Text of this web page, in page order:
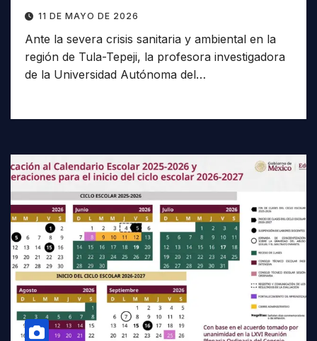
11 DE MAYO DE 2026
Ante la severa crisis sanitaria y ambiental en la
región de Tula-Tepeji, la profesora investigadora
de la Universidad Autónoma del…